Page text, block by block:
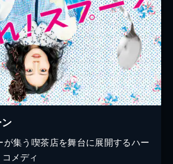
が集う喫茶店を舞台に展開するハー
メディ